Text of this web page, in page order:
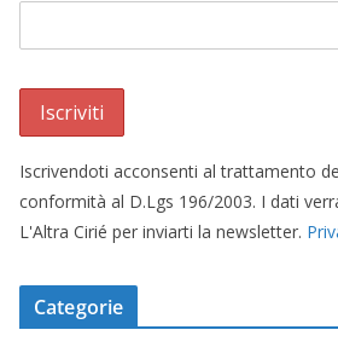
Iscrivendoti acconsenti al trattamento
conformità al D.Lgs 196/2003. I dati
L'Altra Cirié per inviarti la newsletter.
Categorie